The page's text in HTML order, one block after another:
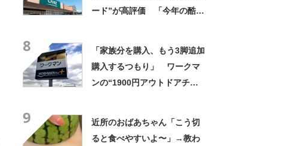
ード”が高評価 「今年の酷暑
8
「家族分を購入、もう3脚追加
購入するつもり」 ワークマ
ンの“1900円アウトドアチェ
9
近所のおばあちゃん「こう切
ると食べやすいよ〜」→教わ